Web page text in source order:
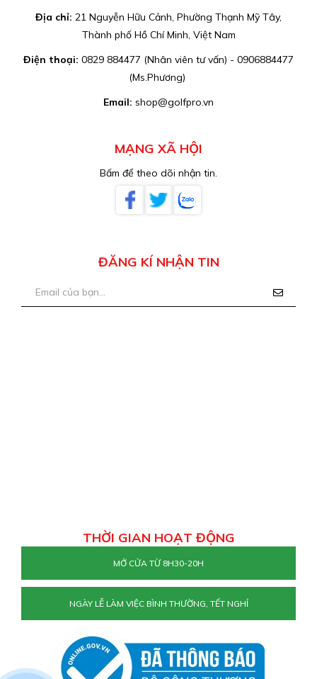
Địa chỉ: 21 Nguyễn Hữu Cảnh, Phường Thạnh Mỹ Tây,
Thành phố Hồ Chí Minh, Việt Nam
Điện thoại: 0829 884477 (Nhân viên tư vấn) - 0906884477
(Ms.Phương)
Email: shop@golfpro.vn
MẠNG XÃ HỘI
Bấm để theo dõi nhận tin.
ĐĂNG KÍ NHẬN TIN
THỜI GIAN HOẠT ĐỘNG
MỞ CỬA TỪ 8H30-20H
NGÀY LỄ LÀM VIỆC BÌNH THƯỜNG, TẾT NGHỈ